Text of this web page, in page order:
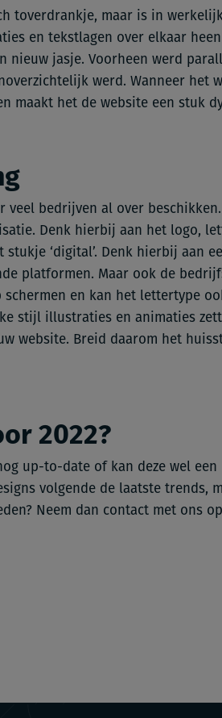
toverdrankje, maar is in
en tekstlagen over elkaar
nieuw jasje. Voorheen werd
werd. Wanneer het
maakt het de website een stuk
veel bedrijven al over
Denk hierbij aan het logo,
‘digital’. Denk hierbij aan
platformen. Maar ook de
en kan het lettertype
stijl illustraties en animaties
website. Breid daarom het
2022?
up-to-date of kan deze wel
volgende de laatste
Neem dan contact met ons